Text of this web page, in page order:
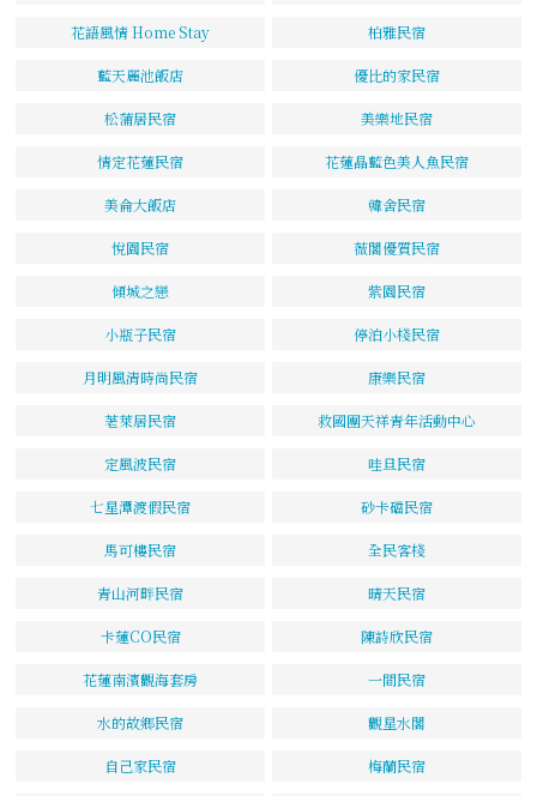
花語風情 Home Stay 柏雅民宿
藍天麗池飯店 優比的家民宿
松蒲居民宿 美樂地民宿
情定花蓮民宿 花蓮晶藍色美人魚民宿
美侖大飯店 韓舍民宿
悅園民宿 薇閣優質民宿
傾城之戀 紫園民宿
小瓶子民宿 停泊小棧民宿
月明風清時尚民宿 康樂民宿
荖萊居民宿 救國團天祥青年活動中心
定風波民宿 哇旦民宿
七星潭渡假民宿 砂卡礑民宿
馬可樓民宿 全民客棧
青山河畔民宿 晴天民宿
卡蓮CO民宿 陳詩欣民宿
花蓮南濱觀海套房 一間民宿
水的故鄉民宿 觀星水閣
自己家民宿 梅蘭民宿